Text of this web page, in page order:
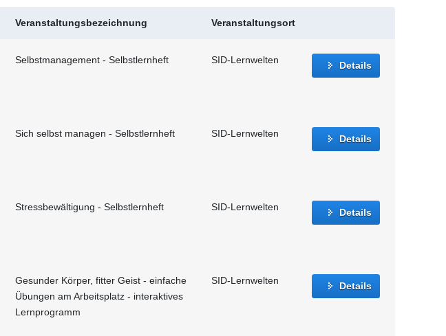
Veranstaltungsbezeichnung Veranstaltungsort
Selbstmanagement - Selbstlernheft SID-Lernwelten Details
Sich selbst managen - Selbstlernheft SID-Lernwelten Details
Stressbewältigung - Selbstlernheft SID-Lernwelten Details
Gesunder Körper, fitter Geist - einfache
Übungen am Arbeitsplatz - interaktives
Lernprogramm
SID-Lernwelten Details